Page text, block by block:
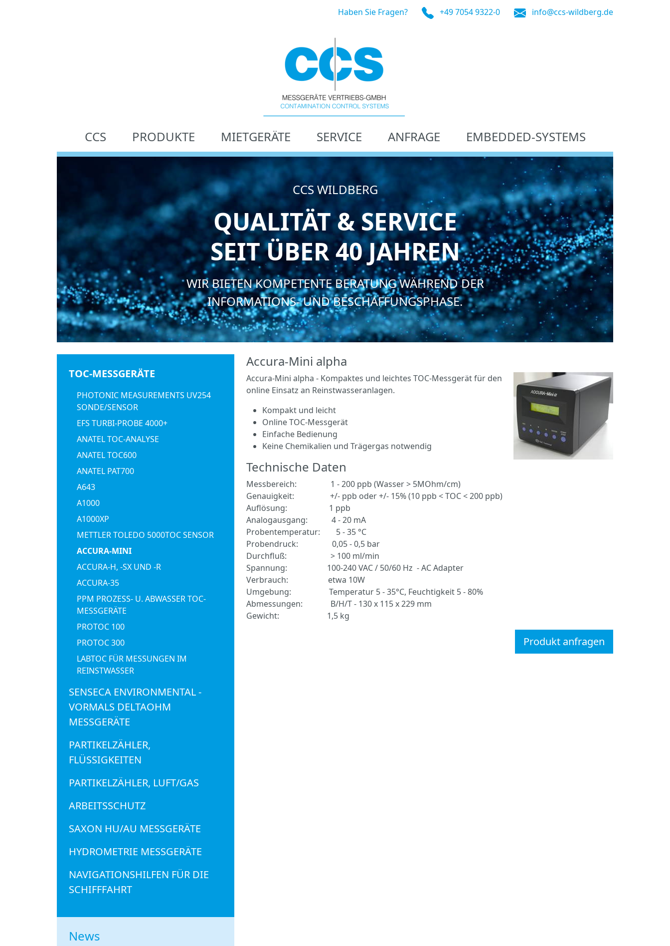
Haben Sie Fragen? +49 7054 9322-0 info@ccs-wildberg.de
CCS PRODUKTE MIETGERÄTE SERVICE ANFRAGE EMBEDDED-SYSTEMS
CCS WILDBERG
QUALITÄT & SERVICE
SEIT ÜBER 40 JAHREN
WIR BIETEN KOMPETENTE BERATUNG WÄHREND DER
INFORMATIONS- UND BESCHAFFUNGSPHASE.
TOC-MESSGERÄTE
PHOTONIC MEASUREMENTS UV254
SONDE/SENSOR
EFS TURBI-PROBE 4000+
ANATEL TOC-ANALYSE
ANATEL TOC600
ANATEL PAT700
A643
A1000
A1000XP
METTLER TOLEDO 5000TOC SENSOR
ACCURA-MINI
ACCURA-H, -SX UND -R
ACCURA-35
PPM PROZESS- U. ABWASSER TOC-
MESSGERÄTE
PROTOC 100
PROTOC 300
LABTOC FÜR MESSUNGEN IM
REINSTWASSER
SENSECA ENVIRONMENTAL -
VORMALS DELTAOHM
MESSGERÄTE
PARTIKELZÄHLER,
FLÜSSIGKEITEN
PARTIKELZÄHLER, LUFT/GAS
ARBEITSSCHUTZ
SAXON HU/AU MESSGERÄTE
HYDROMETRIE MESSGERÄTE
NAVIGATIONSHILFEN FÜR DIE
SCHIFFFAHRT
News
Accura-Mini alpha
Accura-Mini alpha - Kompaktes und leichtes TOC-Messgerät für den
online Einsatz an Reinstwasseranlagen.
Kompakt und leicht
Online TOC-Messgerät
Einfache Bedienung
Keine Chemikalien und Trägergas notwendig
Technische Daten
Messbereich: 1 - 200 ppb (Wasser > 5MOhm/cm)
Genauigkeit: +/- ppb oder +/- 15% (10 ppb < TOC < 200 ppb)
Auflösung: 1 ppb
Analogausgang: 4 - 20 mA
Probentemperatur: 5 - 35 °C
Probendruck: 0,05 - 0,5 bar
Durchfluß: > 100 ml/min
Spannung: 100-240 VAC / 50/60 Hz - AC Adapter
Verbrauch: etwa 10W
Umgebung: Temperatur 5 - 35°C, Feuchtigkeit 5 - 80%
Abmessungen: B/H/T - 130 x 115 x 229 mm
Gewicht: 1,5 kg
Produkt anfragen